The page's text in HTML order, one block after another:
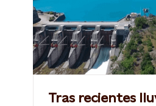
Tras recientes